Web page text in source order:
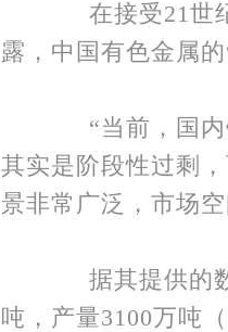
在接受21世纪
露，中国有色金属
“当前，国内
其实是阶段性过剩
景非常广泛，市场
据其提供的数
吨，产量3100万吨